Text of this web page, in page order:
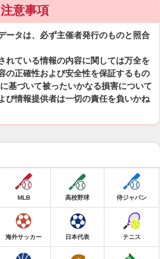
注意事項
ータは、必ず主催者発行のものと照合
れている情報の内容に関しては万全を
の正確性および安全性を保証するもの
基づいて被ったいかなる損害について
び情報提供者は一切の責任を負いかね
MLB 高校野球 侍ジャパン
海外サッカー 日本代表 テニス